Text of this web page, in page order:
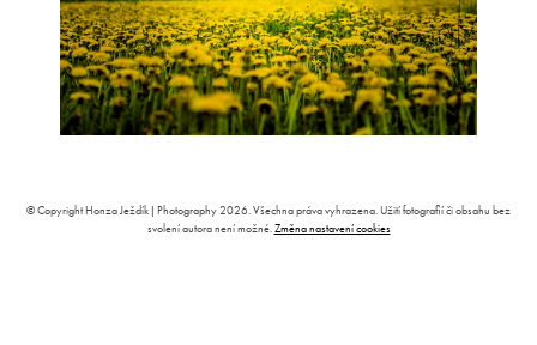
© Copyright Honza Ježdík | Photography 2026. Všechna práva vyhrazena. Užití fotografií či obsahu bez
svolení autora není možné. Změna nastavení cookies